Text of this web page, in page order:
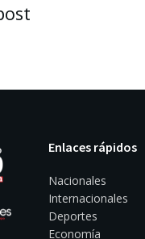
Enlaces rápidos
Nacionales
Internacionales
Deportes
Economía